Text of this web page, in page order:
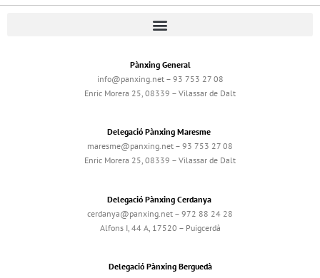
Pànxing General
info@panxing.net – 93 753 27 08
Enric Morera 25, 08339 – Vilassar de Dalt
Delegació Pànxing Maresme
maresme@panxing.net – 93 753 27 08
Enric Morera 25, 08339 – Vilassar de Dalt
Delegació Pànxing Cerdanya
cerdanya@panxing.net – 972 88 24 28
Alfons I, 44 A, 17520 – Puigcerdà
Delegació Pànxing Berguedà